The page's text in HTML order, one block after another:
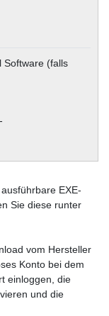
Software (falls
EXE-
Sie diese runter
vom Hersteller
Konto bei dem
einloggen, die
und die